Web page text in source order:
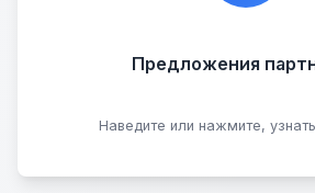
Предложения
Наведите или нажмите,
Стать партнером